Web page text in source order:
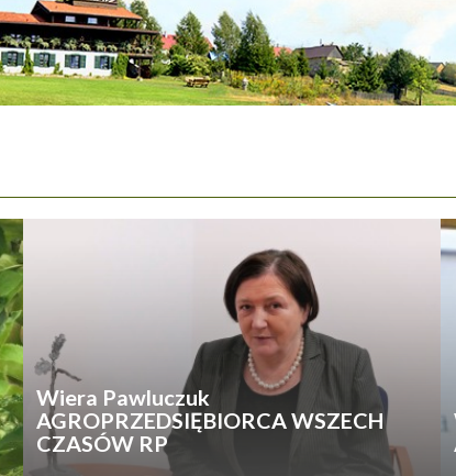
Wiera Pawluczuk
AGROPRZEDSIĘBIORCA WSZECH
CZASÓW RP